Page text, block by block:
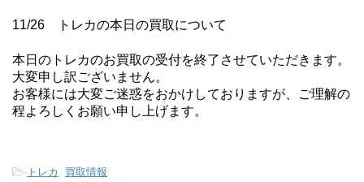
11/26 トレカの本日の買取について
本日のトレカのお買取の受付を終了させていただきます。
大変申し訳ございません。
お客様には大変ご迷惑をおかけしておりますが、ご理解の
程よろしくお願い申し上げます。
- トレカ 買取情報